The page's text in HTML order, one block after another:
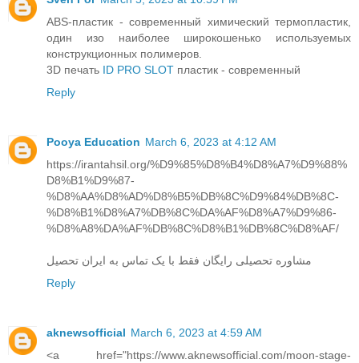
АBS-пластик - современный химический термопластик,
один изо наиболее широкошенько используемых
конструкционных полимеров.
3D печать ID PRO SLOT пластик - современный
Reply
Pooya Education March 6, 2023 at 4:12 AM
https://irantahsil.org/%D9%85%D8%B4%D8%A7%D9%88%
D8%B1%D9%87-
%D8%AA%D8%AD%D8%B5%DB%8C%D9%84%DB%8C-
%D8%B1%D8%A7%DB%8C%DA%AF%D8%A7%D9%86-
%D8%A8%DA%AF%DB%8C%D8%B1%DB%8C%D8%AF/
مشاوره تحصیلی رایگان فقط با یک تماس به ایران تحصیل
Reply
aknewsofficial March 6, 2023 at 4:59 AM
<a href="https://www.aknewsofficial.com/moon-stage-